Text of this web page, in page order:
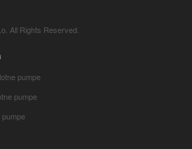
All Rights Reserved.
pumpe
pumpe
pumpe